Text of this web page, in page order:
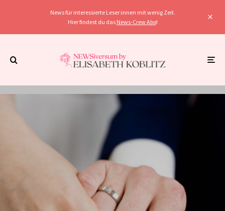
News für interessierte Leser:innen mit wenig Zeit.
Hier findest du das News-Crew Abo!